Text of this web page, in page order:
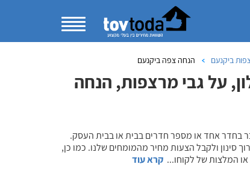
ביקנעם הנחה צפה ביקנעם
על גבי מרצפות, הנחה
בחדר אחד או מספר חדרים בבית או בבית העסק.
סינון ולקבל הצעות מחיר מהמומחים שלנו. כמו כן,
המלצות של לקוחו... קרא עוד